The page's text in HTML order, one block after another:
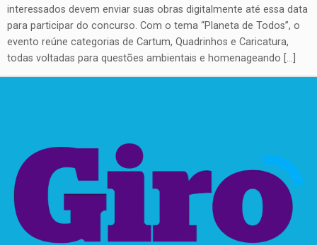
interessados devem enviar suas obras digitalmente até essa data
para participar do concurso. Com o tema “Planeta de Todos”, o
evento reúne categorias de Cartum, Quadrinhos e Caricatura,
todas voltadas para questões ambientais e homenageando […]